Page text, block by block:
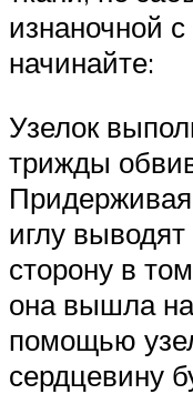
изнаночной
начинайте:
Узелок
трижды
иглу
сторону в
она вышла
помощью
сердцевину